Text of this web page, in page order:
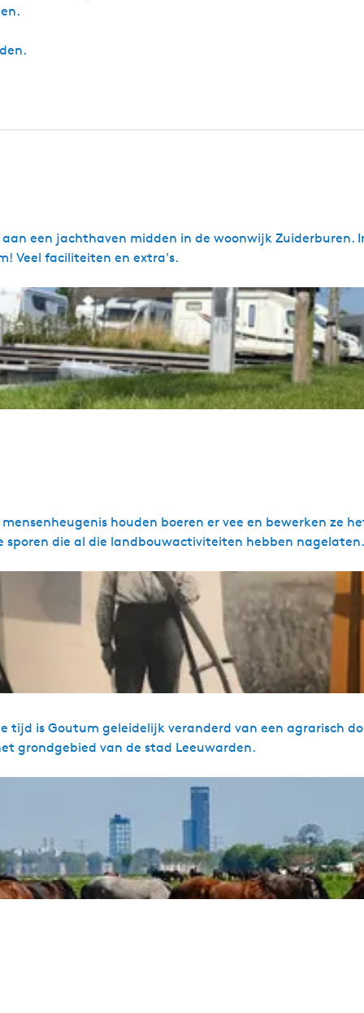
een jachthaven midden in de woonwijk Zuiderburen.
Veel faciliteiten en extra's.
houden boeren er vee en bewerken ze
sporen die al die landbouwactiviteiten hebben nagelaten.
tijd is Goutum geleidelijk veranderd van een agrarisch
grondgebied van de stad Leeuwarden.